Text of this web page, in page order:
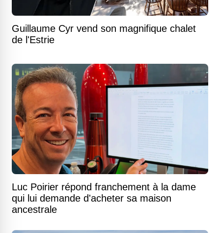
Guillaume Cyr vend son magnifique chalet
de l'Estrie
Luc Poirier répond franchement à la dame
qui lui demande d'acheter sa maison
ancestrale